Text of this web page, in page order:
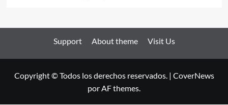
Support About theme Visit Us
Copyright © Todos los derechos reservados. | CoverNews
por AF themes.